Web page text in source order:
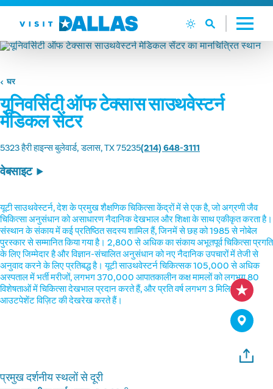
सामग्री पर जाएं
घर
यूनिवर्सिटी ऑफ टेक्सास साउथवेस्टर्न
मेडिकल सेंटर
5323 हैरी हाइन्स बुलेवार्ड डलास, TX 75235(214) 648-3111
वेबसाइट
यूटी साउथवेस्टर्न, देश के प्रमुख शैक्षणिक चिकित्सा केंद्रों में से एक है, जो अग्रणी जैव
चिकित्सा अनुसंधान को असाधारण नैदानिक देखभाल और शिक्षा के साथ एकीकृत करता है।
संस्थान के संकाय में कई प्रतिष्ठित सदस्य शामिल हैं, जिनमें से छह को 1985 से नोबेल
पुरस्कार से सम्मानित किया गया है। 2,800 से अधिक का संकाय अभूतपूर्व चिकित्सा प्रगति
के लिए जिम्मेदार है और विज्ञान-संचालित अनुसंधान को नए नैदानिक उपचारों में तेजी से
अनुवाद करने के लिए प्रतिबद्ध है। यूटी साउथवेस्टर्न चिकित्सक 105,000 से अधिक
अस्पताल में भर्ती मरीजों, लगभग 370,000 आपातकालीन कक्ष मामलों को लगभग 80
विशेषताओं में चिकित्सा देखभाल प्रदान करते हैं, और प्रति वर्ष लगभग 3 मिलियन
आउटपेशेंट विज़िट की देखरेख करते हैं।
प्रमुख दर्शनीय स्थलों से दूरी